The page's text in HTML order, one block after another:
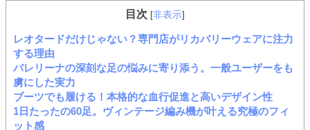
目次 [非表示]
レオタードだけじゃない？専門店がリカバリーウェアに注力
する理由
バレリーナの深刻な足の悩みに寄り添う。一般ユーザーをも
虜にした実力
ブーツでも履ける！本格的な血行促進と高いデザイン性
1日たったの60足。ヴィンテージ編み機が叶える究極のフィ
ット感